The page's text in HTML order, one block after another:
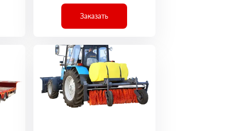
Заказать